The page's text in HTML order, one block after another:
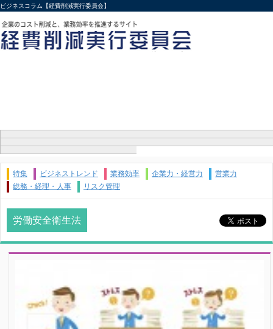
ビジネスコラム【経費削減実行委員会】
特集 ビジネストレンド 業務効率 企業力・経営力
営業力
総務・経理・人事
リスク管理
労働安全衛生法